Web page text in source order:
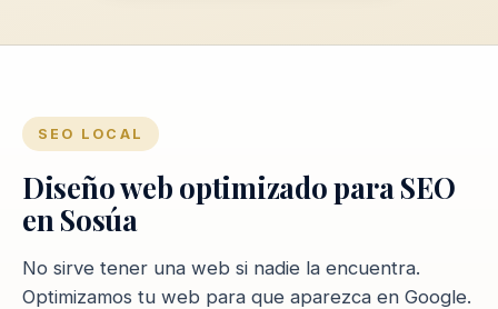
SEO LOCAL
Diseño web optimizado para SEO
en Sosúa
No sirve tener una web si nadie la encuentra.
Optimizamos tu web para que aparezca en Google.